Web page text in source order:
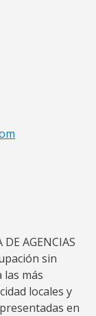
AGENCIAS
sin
las más
locales y
en